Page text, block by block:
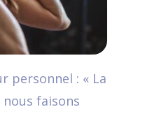
personnel : « La
faisons